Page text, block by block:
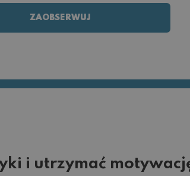
ZAOBSERWUJ
i utrzymać